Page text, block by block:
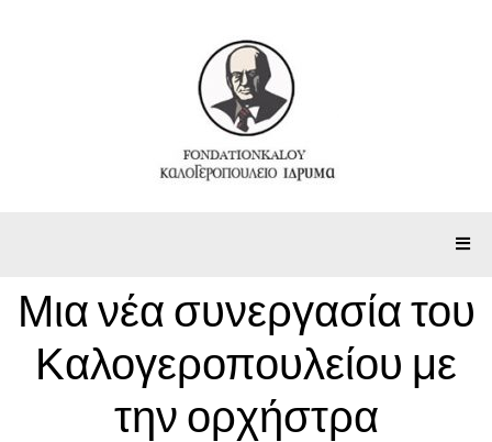
Μια νέα συνεργασία του
Καλογεροπουλείου με
την ορχήστρα